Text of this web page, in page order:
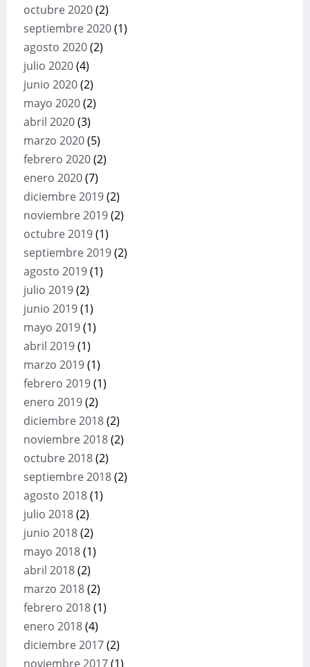
octubre 2020(2)
septiembre 2020(1)
agosto 2020(2)
julio 2020(4)
junio 2020(2)
mayo 2020(2)
abril 2020(3)
marzo 2020(5)
febrero 2020(2)
enero 2020(7)
diciembre 2019(2)
noviembre 2019(2)
octubre 2019(1)
septiembre 2019(2)
agosto 2019(1)
julio 2019(2)
junio 2019(1)
mayo 2019(1)
abril 2019(1)
marzo 2019(1)
febrero 2019(1)
enero 2019(2)
diciembre 2018(2)
noviembre 2018(2)
octubre 2018(2)
septiembre 2018(2)
agosto 2018(1)
julio 2018(2)
junio 2018(2)
mayo 2018(1)
abril 2018(2)
marzo 2018(2)
febrero 2018(1)
enero 2018(4)
diciembre 2017(2)
noviembre 2017(1)